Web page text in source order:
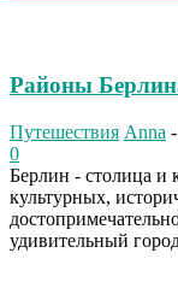
Районы
Путешествия Anna -
0
Берлин - столица
культурных,
удивительный